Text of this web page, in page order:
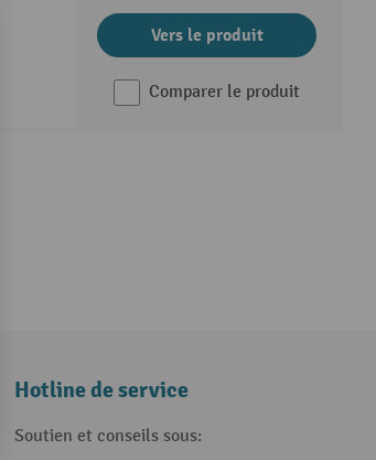
Vers le produit
Comparer le produit
Hotline de service
Soutien et conseils sous: